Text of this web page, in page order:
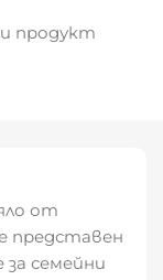
продукт
от
представен
семейни